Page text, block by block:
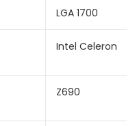
LGA 1700
Intel Celeron
Z690